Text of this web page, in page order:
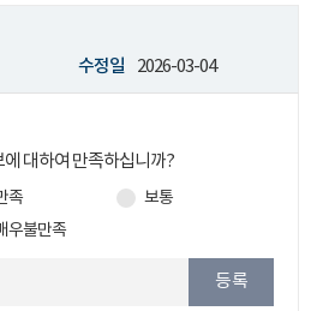
수정일 2026-03-04
대하여 만족하십니까?
족
보통
우불만족
등록